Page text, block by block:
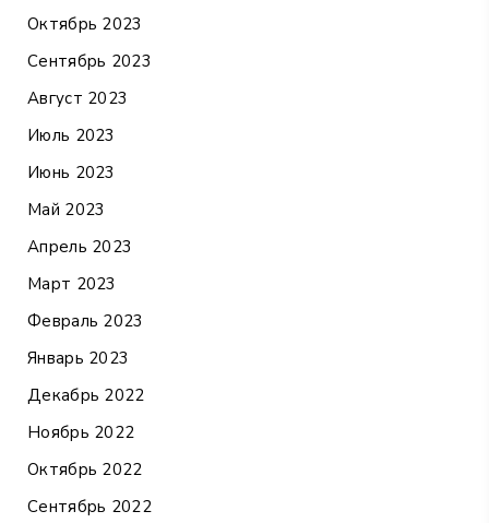
Октябрь 2023
Сентябрь 2023
Август 2023
Июль 2023
Июнь 2023
Май 2023
Апрель 2023
Март 2023
Февраль 2023
Январь 2023
Декабрь 2022
Ноябрь 2022
Октябрь 2022
Сентябрь 2022